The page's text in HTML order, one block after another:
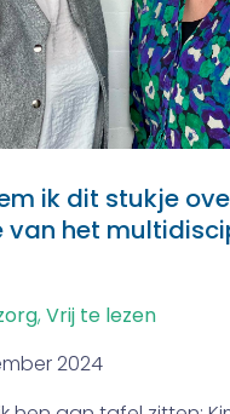
ik dit stukje
van het
, Vrij te lezen
2024